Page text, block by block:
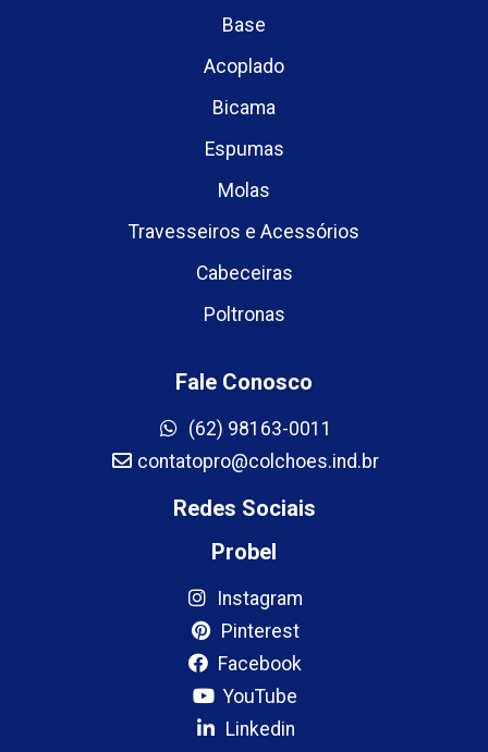
Base
Acoplado
Bicama
Espumas
Molas
Travesseiros e Acessórios
Cabeceiras
Poltronas
Fale Conosco
(62) 98163-0011
contatopro@colchoes.ind.br
Redes Sociais
Probel
Instagram
Pinterest
Facebook
YouTube
Linkedin